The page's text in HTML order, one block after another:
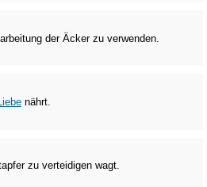
der Äcker zu verwenden.
nährt.
zu verteidigen wagt.